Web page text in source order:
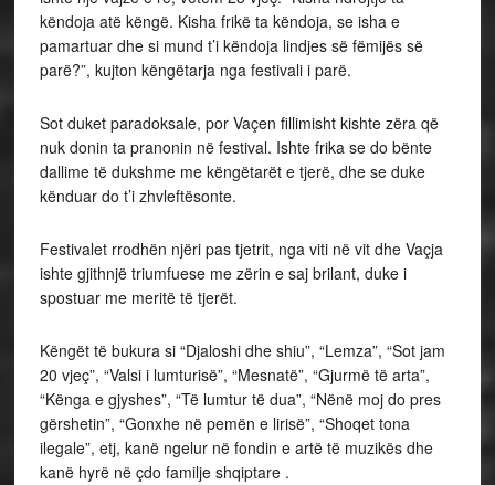
këndoja atë këngë. Kisha frikë ta këndoja, se isha e
pamartuar dhe si mund t’i këndoja lindjes së fëmijës së
parë?”, kujton këngëtarja nga festivali i parë.
Sot duket paradoksale, por Vaçen fillimisht kishte zëra që
nuk donin ta pranonin në festival. Ishte frika se do bënte
dallime të dukshme me këngëtarët e tjerë, dhe se duke
kënduar do t’i zhvleftësonte.
Festivalet rrodhën njëri pas tjetrit, nga viti në vit dhe Vaçja
ishte gjithnjë triumfuese me zërin e saj brilant, duke i
spostuar me meritë të tjerët.
Këngët të bukura si “Djaloshi dhe shiu”, “Lemza”, “Sot jam
20 vjeç”, “Valsi i lumturisë”, “Mesnatë”, “Gjurmë të arta”,
“Kënga e gjyshes”, “Të lumtur të dua”, “Nënë moj do pres
gërshetin”, “Gonxhe në pemën e lirisë”, “Shoqet tona
ilegale”, etj, kanë ngelur në fondin e artë të muzikës dhe
kanë hyrë në çdo familje shqiptare .